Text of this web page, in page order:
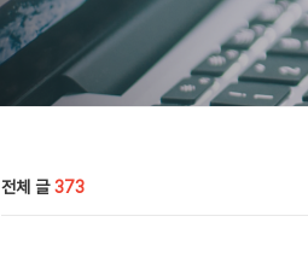
전체 글 373